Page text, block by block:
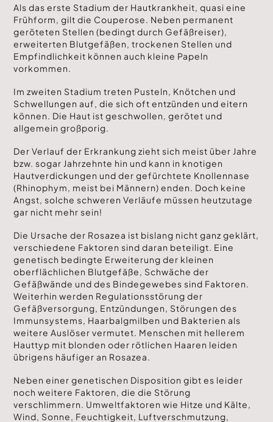
Als das erste Stadium der Hautkrankheit, quasi eine
Frühform, gilt die Couperose. Neben permanent
geröteten Stellen (bedingt durch Gefäßreiser),
erweiterten Blutgefäßen, trockenen Stellen und
Empfindlichkeit können auch kleine Papeln
vorkommen.
Im zweiten Stadium treten Pusteln, Knötchen und
Schwellungen auf, die sich oft entzünden und eitern
können. Die Haut ist geschwollen, gerötet und
allgemein großporig.
Der Verlauf der Erkrankung zieht sich meist über Jahre
bzw. sogar Jahrzehnte hin und kann in knotigen
Hautverdickungen und der gefürchtete Knollennase
(Rhinophym, meist bei Männern) enden. Doch keine
Angst, solche schweren Verläufe müssen heutzutage
gar nicht mehr sein!
Die Ursache der Rosazea ist bislang nicht ganz geklärt,
verschiedene Faktoren sind daran beteiligt. Eine
genetisch bedingte Erweiterung der kleinen
oberflächlichen Blutgefäße, Schwäche der
Gefäßwände und des Bindegewebes sind Faktoren.
Weiterhin werden Regulationsstörung der
Gefäßversorgung, Entzündungen, Störungen des
Immunsystems, Haarbalgmilben und Bakterien als
weitere Auslöser vermutet. Menschen mit hellerem
Hauttyp mit blonden oder rötlichen Haaren leiden
übrigens häufiger an Rosazea.
Neben einer genetischen Disposition gibt es leider
noch weitere Faktoren, die die Störung
verschlimmern. Umweltfaktoren wie Hitze und Kälte,
Wind, Sonne, Feuchtigkeit, Luftverschmutzung,